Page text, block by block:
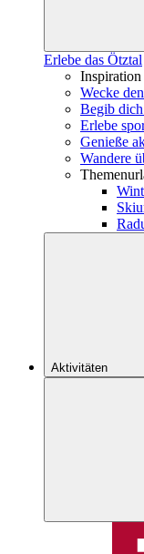
Erlebe das Ötztal
Inspiration
Wecke
Begib
Erlebe
Genieße
Wandere
Aktivitäten